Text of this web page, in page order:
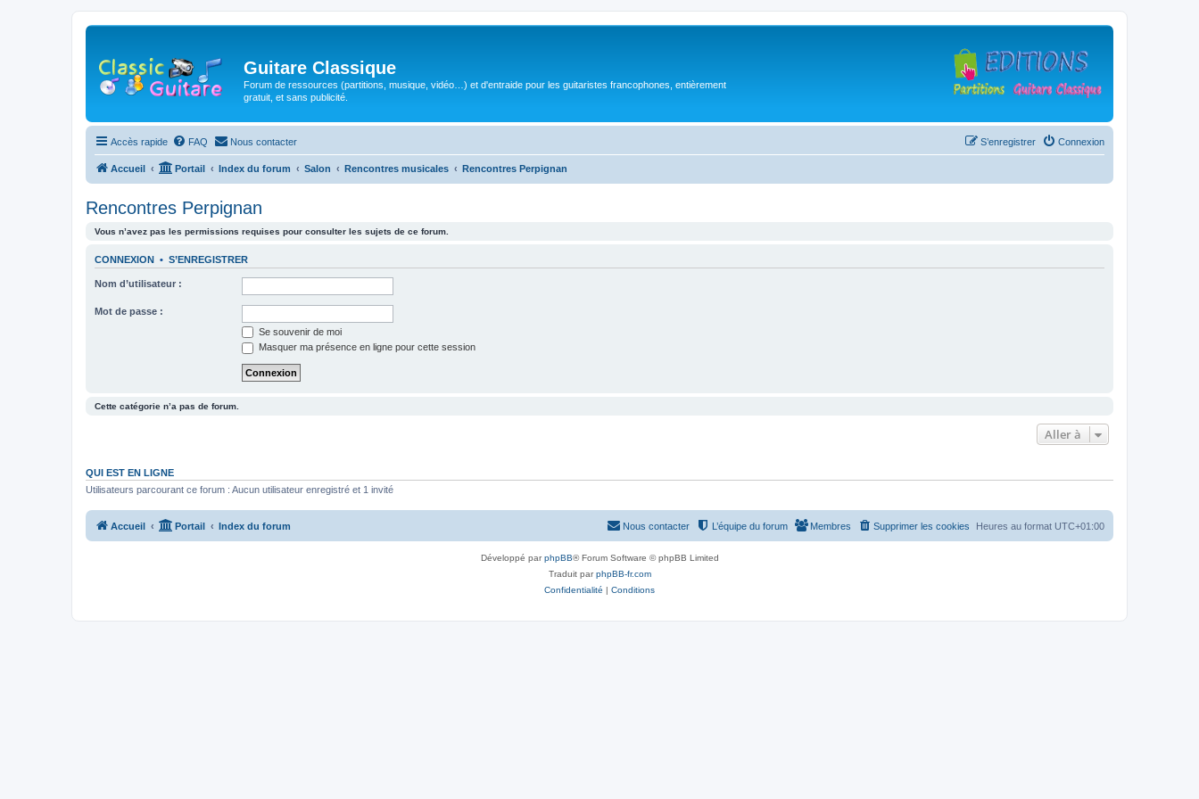
Guitare Classique
Forum de ressources (partitions, musique, vidéo…) et d'entraide pour les guitaristes francophones, entièrement
gratuit, et sans publicité.
Accès rapide FAQ Nous contacter Connexion
S’enregistrer
Accueil Portail Index du forum Salon Rencontres musicales Rencontres Perpignan
Rencontres Perpignan
Vous n’avez pas les permissions requises pour consulter les sujets de ce forum.
CONNEXION • S’ENREGISTRER
Nom d’utilisateur :
Mot de passe :
Se souvenir de moi
Masquer ma présence en ligne pour cette session
Cette catégorie n’a pas de forum.
Aller à
QUI EST EN LIGNE
Utilisateurs parcourant ce forum : Aucun utilisateur enregistré et 1 invité
Accueil Portail Index du forum Heures au format UTC+01:00
Supprimer les cookies
Membres
L’équipe du forum
Nous contacter
Développé parphpBB® Forum Software © phpBB Limited
Traduit parphpBB-fr.com
Confidentialité | Conditions